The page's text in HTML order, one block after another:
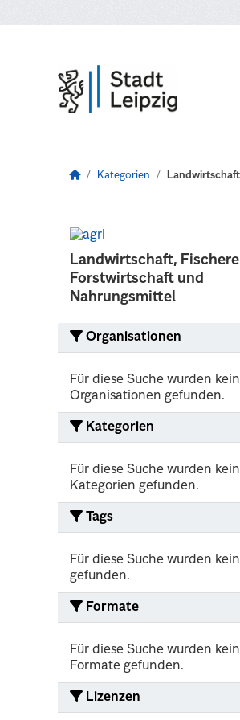
Kategorien
Landwirtschaft,
Forstwirtschaft und
Nahrungsmittel
Organisationen
Für diese Suche wurden
Organisationen gefunden.
Kategorien
Für diese Suche wurden
Kategorien gefunden.
Tags
Für diese Suche wurden
gefunden.
Formate
Für diese Suche wurden
Formate gefunden.
Lizenzen